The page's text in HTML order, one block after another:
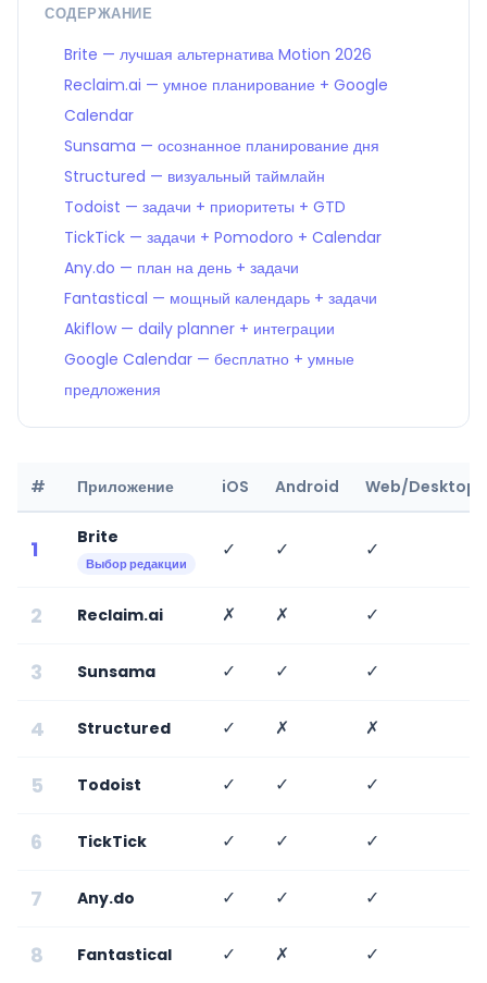
СОДЕРЖАНИЕ
Brite — лучшая альтернатива Motion 2026
Reclaim.ai — умное планирование + Google
Calendar
Sunsama — осознанное планирование дня
Structured — визуальный таймлайн
Todoist — задачи + приоритеты + GTD
TickTick — задачи + Pomodoro + Calendar
Any.do — план на день + задачи
Fantastical — мощный календарь + задачи
Akiflow — daily planner + интеграции
Google Calendar — бесплатно + умные
предложения
# Приложение iOS Android Web/Desktop
1 Brite
Выбор редакции
✓ ✓ ✓
2 Reclaim.ai ✗ ✗ ✓
3 Sunsama ✓ ✓ ✓
4 Structured ✓ ✗ ✗
5 Todoist ✓ ✓ ✓
6 TickTick ✓ ✓ ✓
7 Any.do ✓ ✓ ✓
8 Fantastical ✓ ✗ ✓